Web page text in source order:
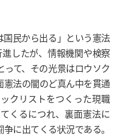
民から出る」という憲法
したが、情報機関や検察
て、その光景はロウソク
法の闇のど真ん中を貫通
クリストをつくった現職
くるにつれ、裏面憲法に
に出てくる状況である。